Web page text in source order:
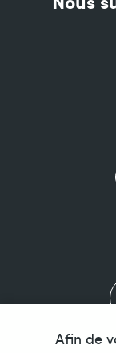
Afin de